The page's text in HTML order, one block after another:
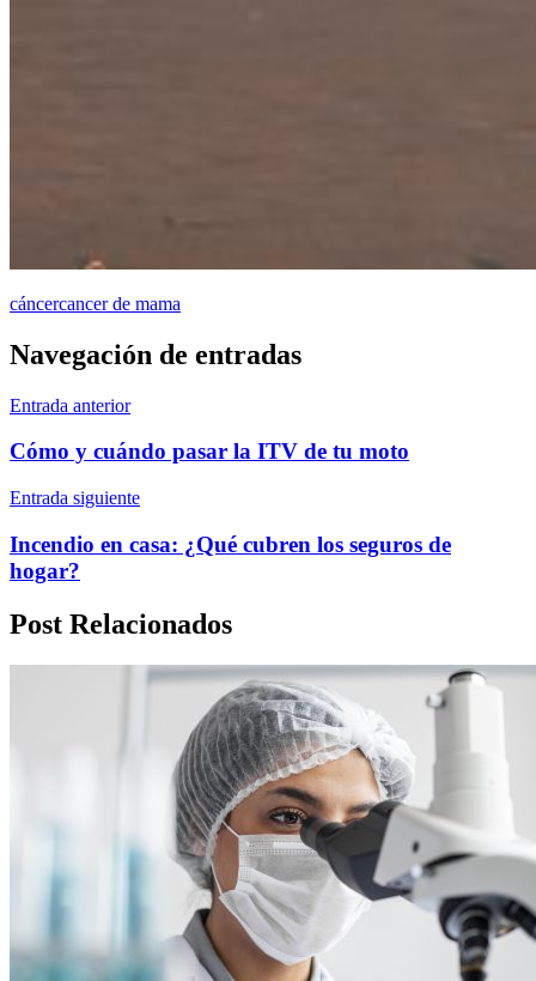
cáncercancer de mama
Navegación de entradas
Entrada anterior
Cómo y cuándo pasar la ITV de tu moto
Entrada siguiente
Incendio en casa: ¿Qué cubren los seguros de
hogar?
Post Relacionados